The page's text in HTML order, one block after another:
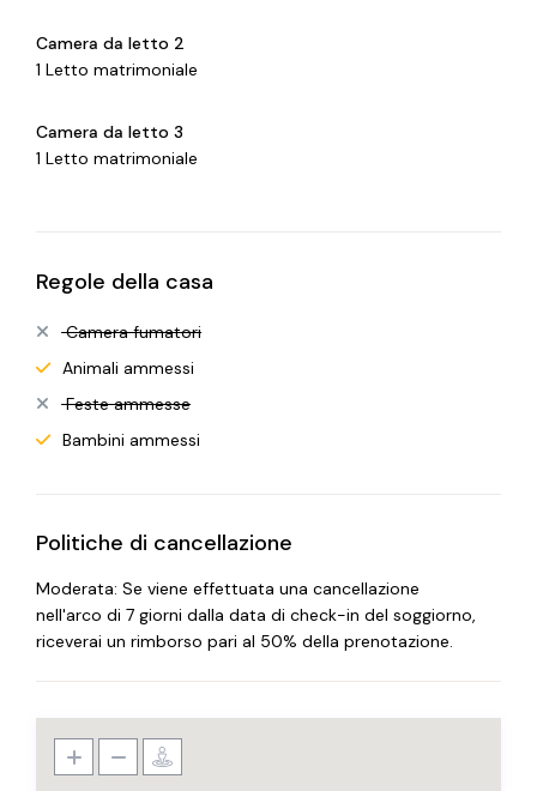
Camera da letto 2
1 Letto matrimoniale
Camera da letto 3
1 Letto matrimoniale
Regole della casa
Camera fumatori
Animali ammessi
Feste ammesse
Bambini ammessi
Politiche di cancellazione
Moderata: Se viene effettuata una cancellazione
nell'arco di 7 giorni dalla data di check-in del soggiorno,
riceverai un rimborso pari al 50% della prenotazione.